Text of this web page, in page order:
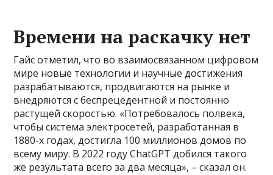
Времени на раскачку нет
Гайс отметил, что во взаимосвязанном цифровом
мире новые технологии и научные достижения
разрабатываются, продвигаются на рынке и
внедряются с беспрецедентной и постоянно
растущей скоростью. «Потребовалось полвека,
чтобы система электросетей, разработанная в
1880-х годах, достигла 100 миллионов домов по
всему миру. В 2022 году ChatGPT добился такого
же результата всего за два месяца», – сказал он.